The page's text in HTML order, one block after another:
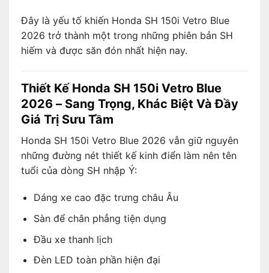
Đây là yếu tố khiến Honda SH 150i Vetro Blue
2026 trở thành một trong những phiên bản SH
hiếm và được săn đón nhất hiện nay.
Thiết Kế Honda SH 150i Vetro Blue
2026 – Sang Trọng, Khác Biệt Và Đầy
Giá Trị Sưu Tầm
Honda SH 150i Vetro Blue 2026 vẫn giữ nguyên
những đường nét thiết kế kinh điển làm nên tên
tuổi của dòng SH nhập Ý:
Dáng xe cao đặc trưng châu Âu
Sàn để chân phẳng tiện dụng
Đầu xe thanh lịch
Đèn LED toàn phần hiện đại